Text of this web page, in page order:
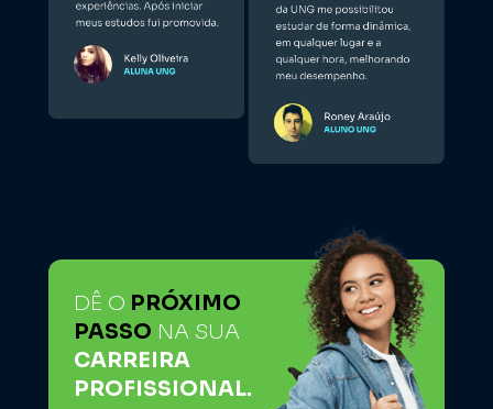
DÊ O PRÓXIMO
PASSO
NA SUA
CARREIRA
PROFISSIONAL.